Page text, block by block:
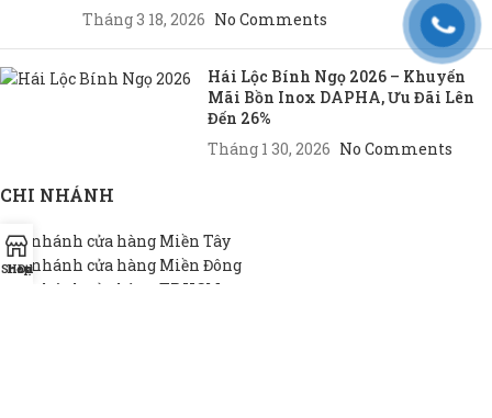
Tháng 3 18, 2026 No Comments
Hái Lộc Bính Ngọ 2026 – Khuyến
Mãi Bồn Inox DAPHA, Ưu Đãi Lên
Đến 26%
Tháng 1 30, 2026 No Comments
CHI NHÁNH
Chi nhánh cửa hàng Miền Tây
Chi nhánh cửa hàng Miền Đông
Chi nhánh cửa hàng TP.HCM
Shop
Hotline
Đại lý